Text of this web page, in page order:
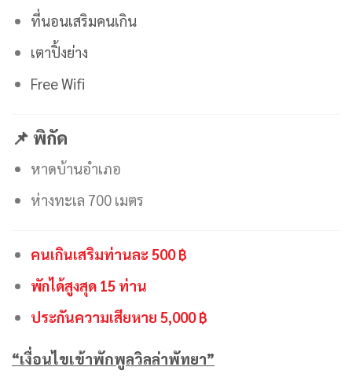
ที่นอนเสริมคนเกิน
เตาปิ้งย่าง
Free Wifi
📌 พิกัด
หาดบ้านอำเภอ
ห่างทะเล 700 เมตร
คนเกินเสริมท่านละ 500 ฿
พักได้สูงสุด 15 ท่าน
ประกันความเสียหาย 5,000 ฿
“เงื่อนไขเข้าพักพูลวิลล่าพัทยา”